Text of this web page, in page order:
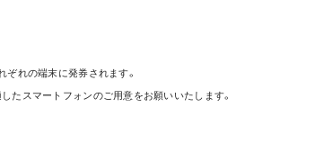
れの端末に発券されます。
たスマートフォンのご用意をお願いいたします。